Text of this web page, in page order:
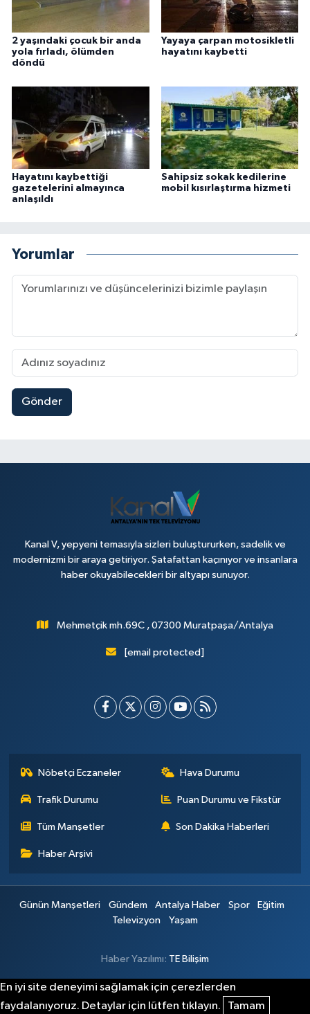
2 yaşındaki çocuk bir anda
yola fırladı, ölümden
döndü
Yayaya çarpan motosikletli
hayatını kaybetti
Hayatını kaybettiği
gazetelerini almayınca
anlaşıldı
Sahipsiz sokak kedilerine
mobil kısırlaştırma hizmeti
Yorumlar
Gönder
Kanal V, yepyeni temasıyla sizleri buluştururken, sadelik ve
modernizmi bir araya getiriyor. Şatafattan kaçınıyor ve insanlara
haber okuyabilecekleri bir altyapı sunuyor.
Mehmetçik mh.69C , 07300 Muratpaşa/Antalya
[email protected]
Nöbetçi Eczaneler Hava Durumu
Trafik Durumu Puan Durumu ve Fikstür
Tüm Manşetler Son Dakika Haberleri
Haber Arşivi
Günün Manşetleri Gündem Antalya Haber Spor
Eğitim
Televizyon
Yaşam
Haber Yazılımı: TE Bilişim
En iyi site deneyimi sağlamak için çerezlerden
faydalanıyoruz. Detaylar için lütfen tıklayın.
Tamam